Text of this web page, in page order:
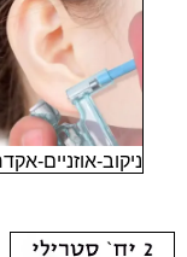
ניקוב-אוזניים-